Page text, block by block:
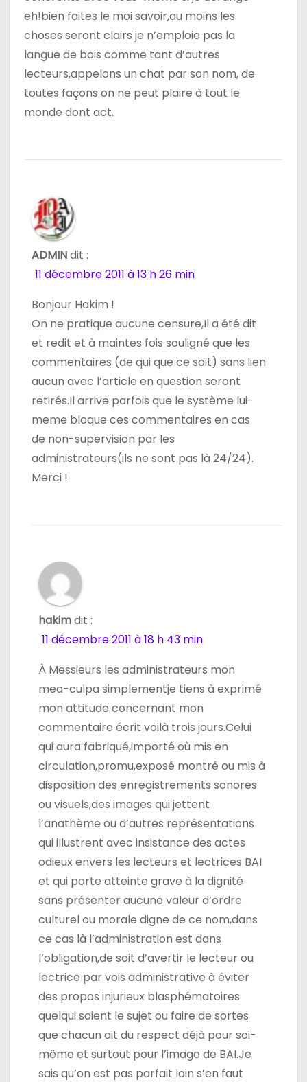
eh!bien faites le moi savoir,au moins les
choses seront clairs je n’emploie pas la
langue de bois comme tant d’autres
lecteurs,appelons un chat par son nom, de
toutes façons on ne peut plaire à tout le
monde dont act.
ADMINdit :
11 décembre 2011 à 13 h 26 min
Bonjour Hakim !
On ne pratique aucune censure,Il a été dit
et redit et à maintes fois souligné que les
commentaires (de qui que ce soit) sans lien
aucun avec l’article en question seront
retirés.Il arrive parfois que le système lui-
meme bloque ces commentaires en cas
de non-supervision par les
administrateurs(ils ne sont pas là 24/24).
Merci !
hakimdit :
11 décembre 2011 à 18 h 43 min
À Messieurs les administrateurs mon
mea-culpa simplementje tiens à exprimé
mon attitude concernant mon
commentaire écrit voilà trois jours.Celui
qui aura fabriqué,importé où mis en
circulation,promu,exposé montré ou mis à
disposition des enregistrements sonores
ou visuels,des images qui jettent
l’anathème ou d’autres représentations
qui illustrent avec insistance des actes
odieux envers les lecteurs et lectrices BAI
et qui porte atteinte grave à la dignité
sans présenter aucune valeur d’ordre
culturel ou morale digne de ce nom,dans
ce cas là l’administration est dans
l’obligation,de soit d’avertir le lecteur ou
lectrice par vois administrative à éviter
des propos injurieux blasphématoires
quelqui soient le sujet ou faire de sortes
que chacun ait du respect déjà pour soi-
même et surtout pour l’image de BAI.Je
sais qu’on est pas parfait loin s’en faut